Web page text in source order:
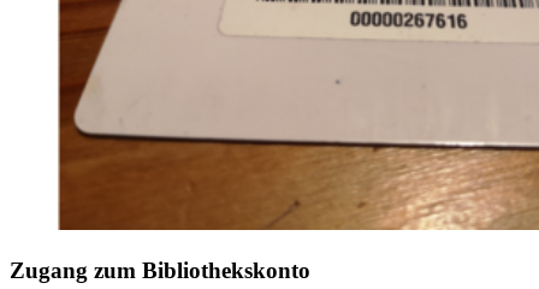
Zugang zum Bibliothekskonto